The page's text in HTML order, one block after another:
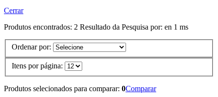
Cerrar
Produtos encontrados: 2 Resultado da Pesquisa por: en 1 ms
Ordenar por:
Itens por página:
Produtos selecionados para comparar: 0Comparar